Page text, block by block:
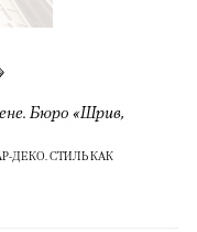
Бюро «Шрив,
ДЕКО. СТИЛЬ КАК